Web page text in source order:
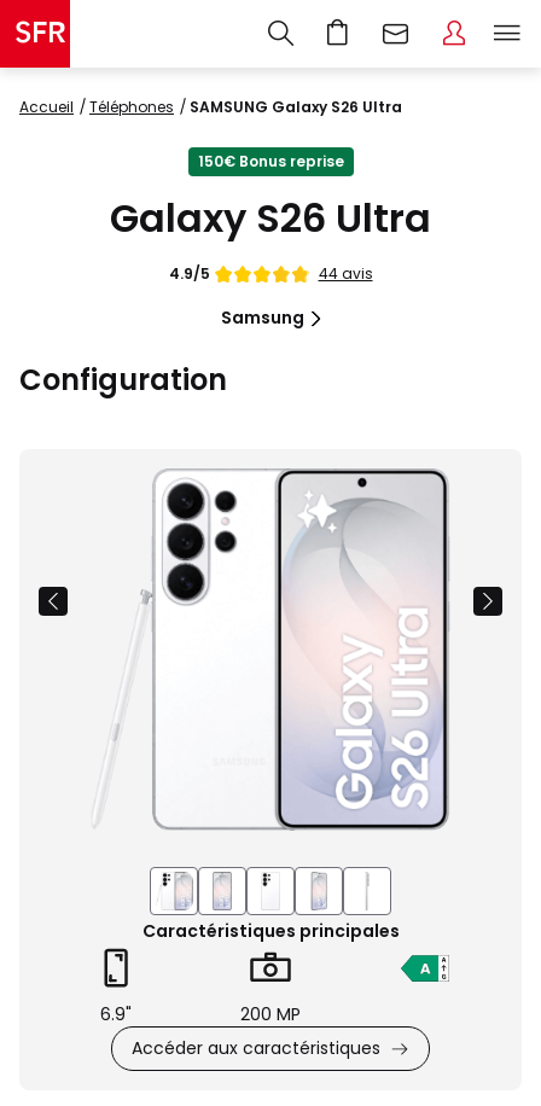
Accueil Téléphones SAMSUNG Galaxy S26 Ultra
150€ Bonus reprise
Galaxy S26 Ultra
Note
4.9/5 44 avis
Samsung
Configuration
Images
produit
Caractéristiques principales
6.9"
200 MP
Accéder aux caractéristiques